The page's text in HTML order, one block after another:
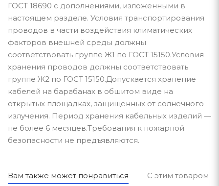
ГОСТ 18690 с дополнениями, изложенными в
настоящем разделе. Условия транспортирования
проводов в части воздействия климатических
факторов внешней среды должны
соответствовать группе Ж1 по ГОСТ 15150.Условия
хранения проводов должны соответствовать
группе Ж2 по ГОСТ 15150.Допускается хранение
кабелей на барабанах в обшитом виде на
открытых площадках, защищенных от солнечного
излучения. Период хранения кабельных изделий —
не более 6 месяцев.Требования к пожарной
безопасности не предъявляются.
Вам также может понравиться С этим товаром